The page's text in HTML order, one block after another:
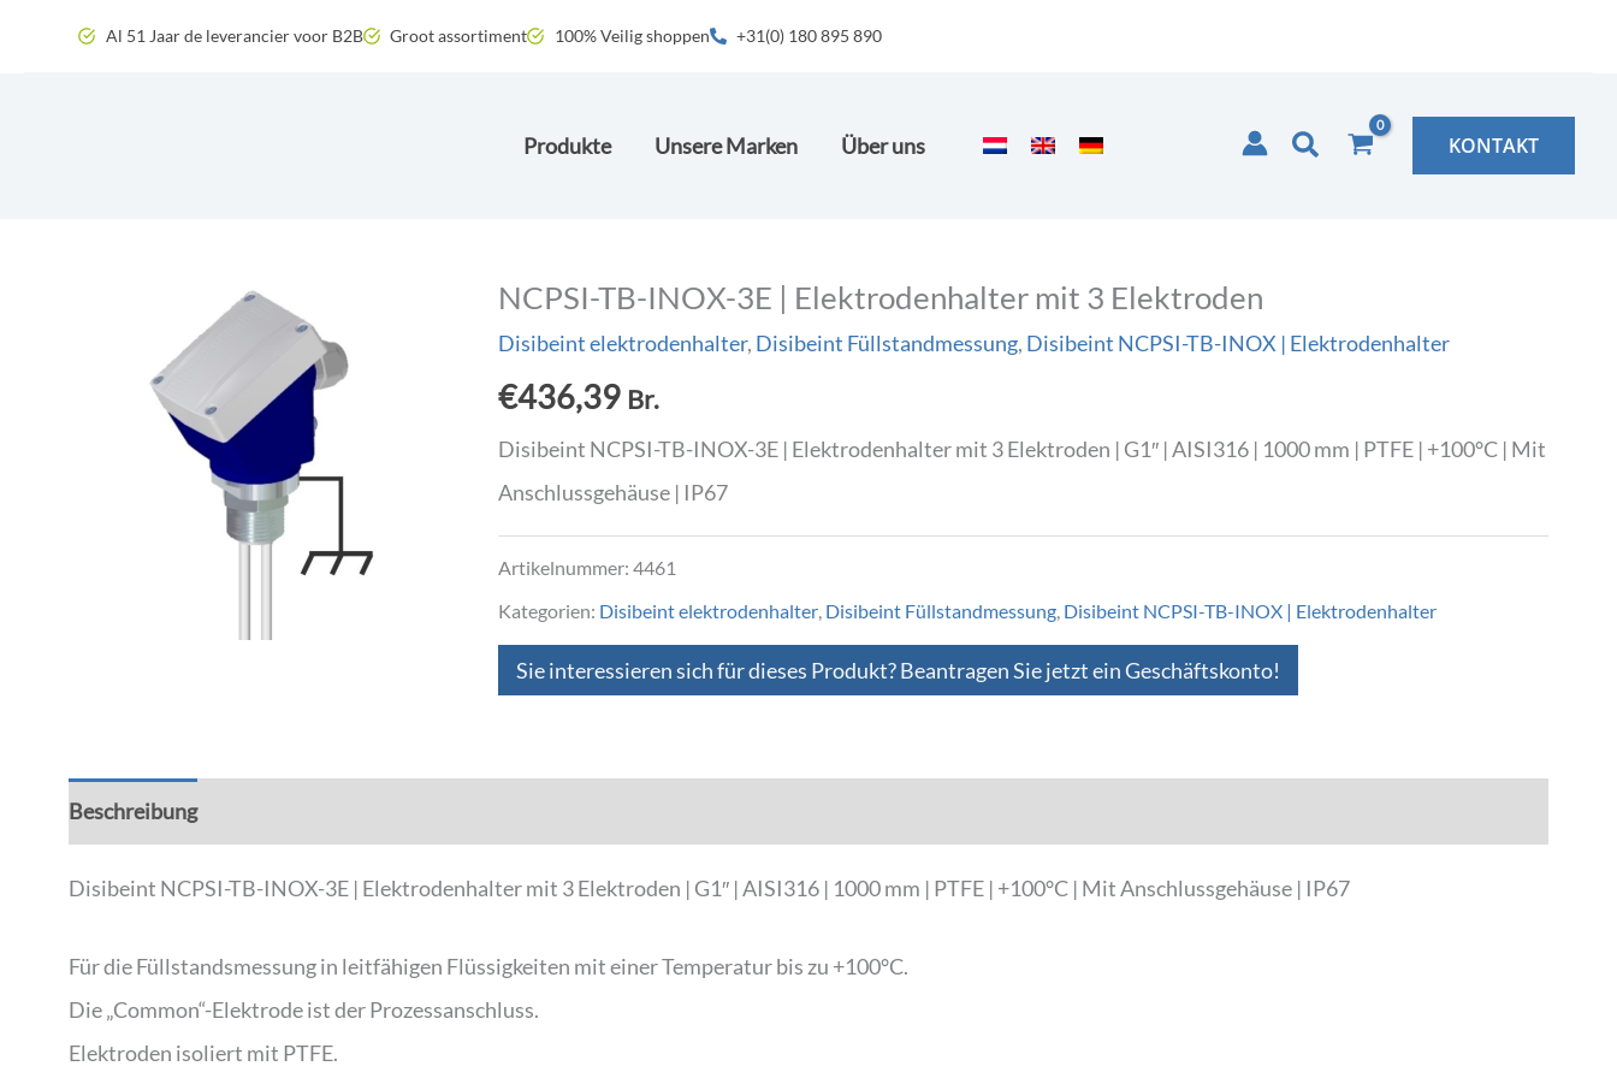
Al 51 Jaar de leverancier voor B2B Groot assortiment 100% Veilig shoppen +31(0) 180 895 890
Produkte Unsere Marken Über uns Suchen KONTAKT
NCPSI-TB-INOX-3E | Elektrodenhalter mit 3 Elektroden
Disibeint elektrodenhalter, Disibeint Füllstandmessung, Disibeint NCPSI-TB-INOX | Elektrodenhalter
€436,39 Br.
Disibeint NCPSI-TB-INOX-3E | Elektrodenhalter mit 3 Elektroden | G1″ | AISI316 | 1000 mm | PTFE | +100°C | Mit
Anschlussgehäuse | IP67
Artikelnummer: 4461
Kategorien: Disibeint elektrodenhalter, Disibeint Füllstandmessung, Disibeint NCPSI-TB-INOX | Elektrodenhalter
Sie interessieren sich für dieses Produkt? Beantragen Sie jetzt ein Geschäftskonto!
Beschreibung
Disibeint NCPSI-TB-INOX-3E | Elektrodenhalter mit 3 Elektroden | G1″ | AISI316 | 1000 mm | PTFE | +100°C | Mit Anschlussgehäuse | IP67
Für die Füllstandsmessung in leitfähigen Flüssigkeiten mit einer Temperatur bis zu +100°C.
Die „Common“-Elektrode ist der Prozessanschluss.
Elektroden isoliert mit PTFE.